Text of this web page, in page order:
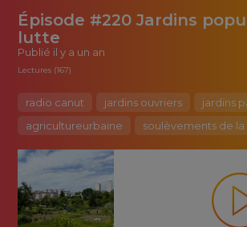
Épisode #220 Jardins
lutte
Publié il y a un an
Lectures (167)
radio canut jardins ouvriers
jardins
agricultureurbaine
soulèvements de